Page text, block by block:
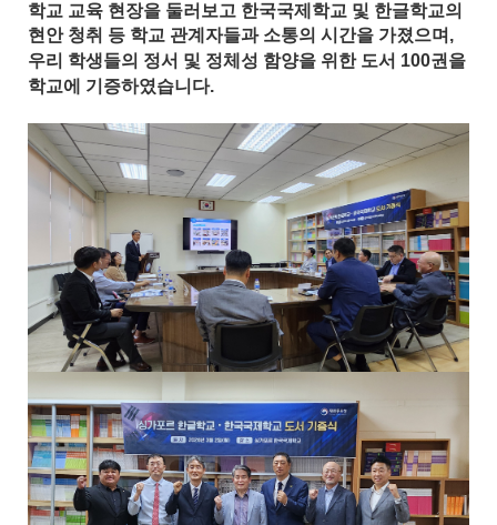
학교 교육 현장을 둘러보고 한국국제학교 및 한글학교의
현안 청취 등 학교 관계자들과 소통의 시간을 가졌으며,
우리 학생들의 정서 및 정체성 함양을 위한 도서 100권을
학교에 기증하였습니다.